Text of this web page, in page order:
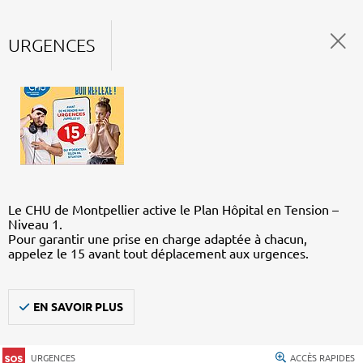
URGENCES
Le CHU de Montpellier active le Plan Hôpital en Tension –
Niveau 1.
Pour garantir une prise en charge adaptée à chacun,
appelez le 15 avant tout déplacement aux urgences.
EN SAVOIR PLUS
URGENCES ACCÈS RAPIDES